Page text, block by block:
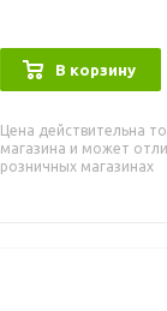
В корзину
Цена действительна
магазина и может
розничных магазинах